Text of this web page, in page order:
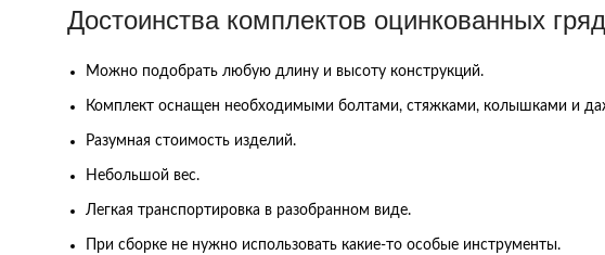
Достоинства комплектов оцинкованных
Можно подобрать любую длину и высоту конструкций.
Комплект оснащен необходимыми болтами, стяжками, колышками и
Разумная стоимость изделий.
Небольшой вес.
Легкая транспортировка в разобранном виде.
При сборке не нужно использовать какие-то особые инструменты.